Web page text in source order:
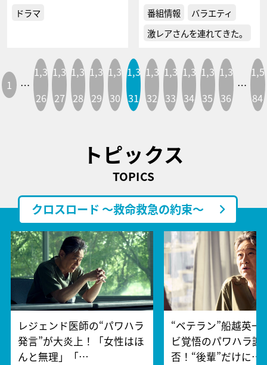
ドラマ 番組情報
バラエティ
激レアさんを連れてきた。
1 …
1,3
26
1,3
27
1,3
28
1,3
29
1,3
30
1,3
31
1,3
32
1,3
33
1,3
34
1,3
35
1,3
36
…
1,5
84
トピックス
TOPICS
クロスロード ～救命救急の約束～
レジェンド医師の“パワハラ
発言”が大炎上！「女性はほ
んと無理」「…
“ベテラン”船越英一
ビ覚悟のパワハラ謝
否！“後輩”だけに…